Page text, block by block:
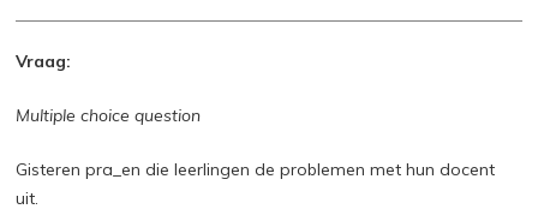
Vraag:
Multiple choice question
Gisteren pra_en die leerlingen de problemen met hun docent
uit.